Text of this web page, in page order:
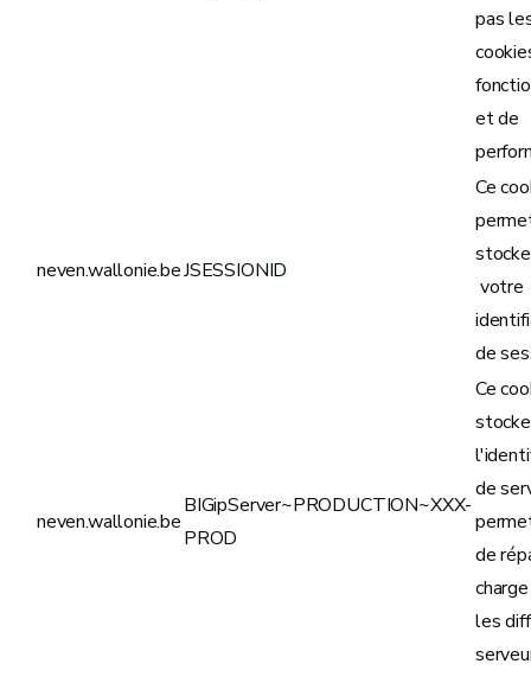
pas
et de
neven.wallonie.beJSESSIONID
Ce
votre
de
neven.wallonie.be
BIGipServer~PRODUCTION~XXX-
PROD
Ce
stocke
de
de
les